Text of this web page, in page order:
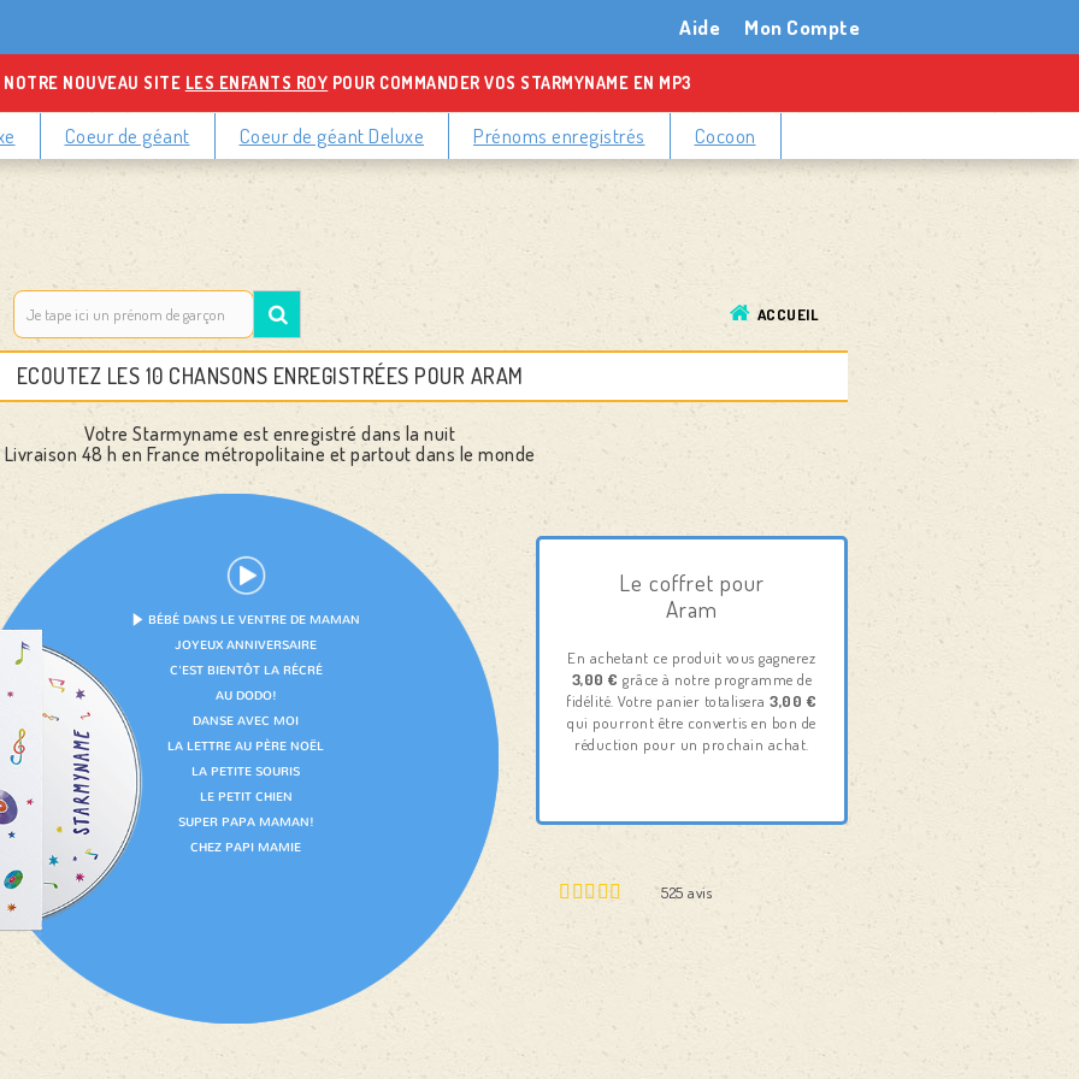
Mon Compte
Aide
NOUVEAU SITE LES ENFANTS ROY POUR COMMANDER VOS STARMYNAME EN MP3
Coeur de géant Coeur de géant Deluxe Prénoms enregistrés Cocoon
ACCUEIL
ECOUTEZ LES 10 CHANSONS ENREGISTRÉES POUR ARAM
Votre Starmyname est enregistré dans la nuit
Livraison 48 h en France métropolitaine et partout dans le monde
Le coffret pour
Aram
En achetant ce produit vous gagnerez
3,00 € grâce à notre programme de
fidélité. Votre panier totalisera3,00 €
qui pourront être convertis en bon de
réduction pour un prochain achat.
525avis